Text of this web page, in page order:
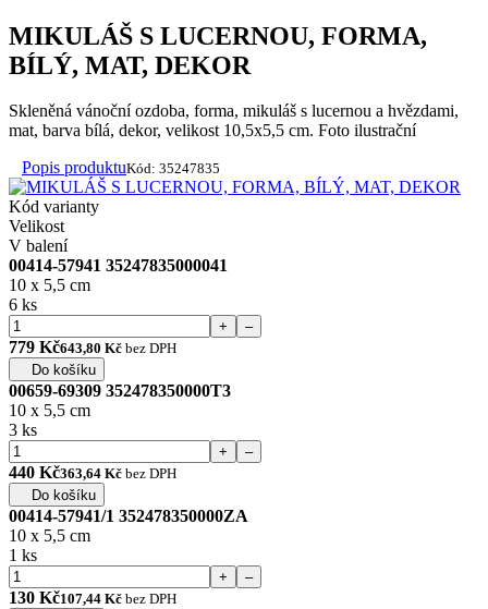
MIKULÁŠ S LUCERNOU, FORMA,
BÍLÝ, MAT, DEKOR
Skleněná vánoční ozdoba, forma, mikuláš s lucernou a hvězdami,
mat, barva bílá, dekor, velikost 10,5x5,5 cm. Foto ilustrační
Popis produktuKód: 35247835
Kód varianty
Velikost
V balení
00414-57941 35247835000041
10 x 5,5 cm
6 ks
+ –
779 Kč643,80 Kč bez DPH
Do košíku
00659-69309 352478350000T3
10 x 5,5 cm
3 ks
+ –
440 Kč363,64 Kč bez DPH
Do košíku
00414-57941/1 352478350000ZA
10 x 5,5 cm
1 ks
+ –
130 Kč107,44 Kč bez DPH